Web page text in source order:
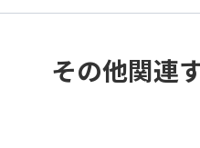
その他関連